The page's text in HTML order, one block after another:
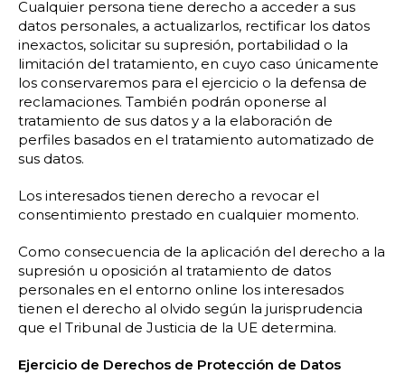
Cualquier persona tiene derecho a acceder a sus
datos personales, a actualizarlos, rectificar los datos
inexactos, solicitar su supresión, portabilidad o la
limitación del tratamiento, en cuyo caso únicamente
los conservaremos para el ejercicio o la defensa de
reclamaciones. También podrán oponerse al
tratamiento de sus datos y a la elaboración de
perfiles basados en el tratamiento automatizado de
sus datos.
Los interesados tienen derecho a revocar el
consentimiento prestado en cualquier momento.
Como consecuencia de la aplicación del derecho a la
supresión u oposición al tratamiento de datos
personales en el entorno online los interesados
tienen el derecho al olvido según la jurisprudencia
que el Tribunal de Justicia de la UE determina.
Ejercicio de Derechos de Protección de Datos